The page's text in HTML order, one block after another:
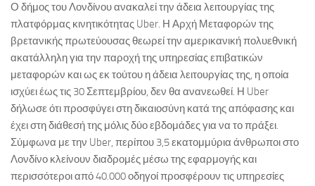
Ο δήμος του Λονδίνου ανακαλεί την άδεια λειτουργίας της
πλατφόρμας κινητικότητας Uber. Η Αρχή Μεταφορών της
βρετανικής πρωτεύουσας θεωρεί την αμερικανική πολυεθνική
ακατάλληλη για την παροχή της υπηρεσίας επιβατικών
μεταφορών και ως εκ τούτου η άδεια λειτουργίας της, η οποία
ισχύει έως τις 30 Σεπτεμβρίου, δεν θα ανανεωθεί. Η Uber
δήλωσε ότι προσφύγει στη δικαιοσύνη κατά της απόφασης και
έχει στη διάθεσή της μόλις δύο εβδομάδες για να το πράξει.
Σύμφωνα με την Uber, περίπου 3,5 εκατομμύρια άνθρωποι στο
Λονδίνο κλείνουν διαδρομές μέσω της εφαρμογής και
περισσότεροι από 40.000 οδηγοί προσφέρουν τις υπηρεσίες